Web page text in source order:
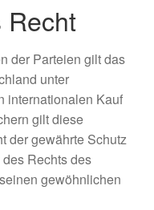
Recht
der Parteien gilt das
unter
internationalen Kauf
gilt diese
der gewährte Schutz
Rechts des
gewöhnlichen